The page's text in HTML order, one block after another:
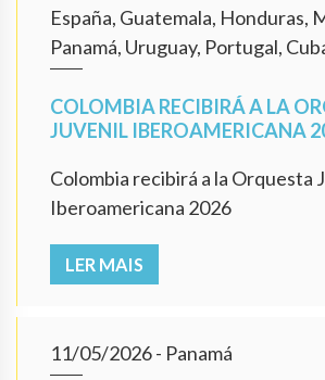
España, Guatemala, Honduras,
Panamá, Uruguay, Portugal,
COLOMBIA RECIBIRÁ A LA
JUVENIL IBEROAMERICANA
Colombia recibirá a la Orquesta
Iberoamericana 2026
LER MAIS
11/05/2026- Panamá